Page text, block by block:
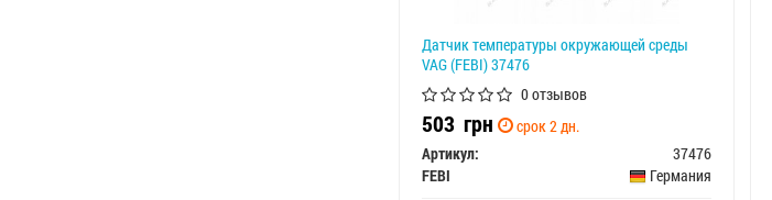
Датчик температуры окружающей среды
VAG (FEBI) 37476
0 отзывов
503 грн
срок 2 дн.
Артикул:
37476
FEBI
Германия